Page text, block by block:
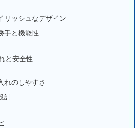
リッシュなデザイン
手と機能性
と安全性
れのしやすさ
計